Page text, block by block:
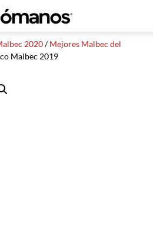
2020/Mejores Malbec del
Malbec 2019